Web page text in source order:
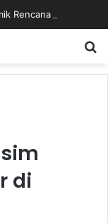
di